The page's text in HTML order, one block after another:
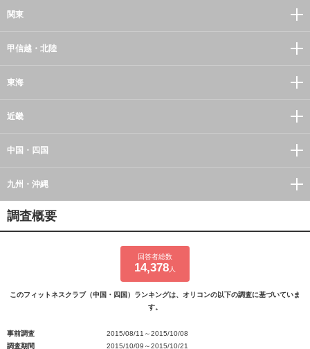
関東
甲信越・北陸
東海
近畿
中国・四国
九州・沖縄
調査概要
回答者総数
14,378 人
このフィットネスクラブ（中国・四国）ランキングは、オリコンの以下の調査に基づいていま
す。
事前調査
2015/08/11～2015/10/08
調査期間
2015/10/09～2015/10/21